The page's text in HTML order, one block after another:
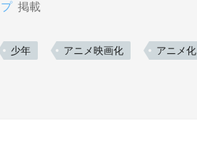
掲載
少年 アニメ映画化 アニメ化